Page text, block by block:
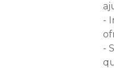
-
-